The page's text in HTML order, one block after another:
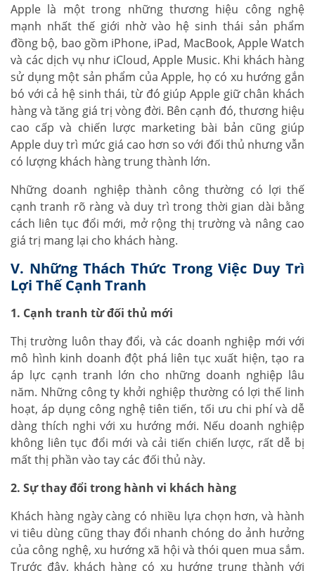
Apple là một trong những thương hiệu công nghệ
mạnh nhất thế giới nhờ vào hệ sinh thái sản phẩm
đồng bộ, bao gồm iPhone, iPad, MacBook, Apple Watch
và các dịch vụ như iCloud, Apple Music. Khi khách hàng
sử dụng một sản phẩm của Apple, họ có xu hướng gắn
bó với cả hệ sinh thái, từ đó giúp Apple giữ chân khách
hàng và tăng giá trị vòng đời. Bên cạnh đó, thương hiệu
cao cấp và chiến lược marketing bài bản cũng giúp
Apple duy trì mức giá cao hơn so với đối thủ nhưng vẫn
có lượng khách hàng trung thành lớn.
Những doanh nghiệp thành công thường có lợi thế
cạnh tranh rõ ràng và duy trì trong thời gian dài bằng
cách liên tục đổi mới, mở rộng thị trường và nâng cao
giá trị mang lại cho khách hàng.
V. Những Thách Thức Trong Việc Duy Trì
Lợi Thế Cạnh Tranh
1. Cạnh tranh từ đối thủ mới
Thị trường luôn thay đổi, và các doanh nghiệp mới với
mô hình kinh doanh đột phá liên tục xuất hiện, tạo ra
áp lực cạnh tranh lớn cho những doanh nghiệp lâu
năm. Những công ty khởi nghiệp thường có lợi thế linh
hoạt, áp dụng công nghệ tiên tiến, tối ưu chi phí và dễ
dàng thích nghi với xu hướng mới. Nếu doanh nghiệp
không liên tục đổi mới và cải tiến chiến lược, rất dễ bị
mất thị phần vào tay các đối thủ này.
2. Sự thay đổi trong hành vi khách hàng
Khách hàng ngày càng có nhiều lựa chọn hơn, và hành
vi tiêu dùng cũng thay đổi nhanh chóng do ảnh hưởng
của công nghệ, xu hướng xã hội và thói quen mua sắm.
Trước đây, khách hàng có xu hướng trung thành với